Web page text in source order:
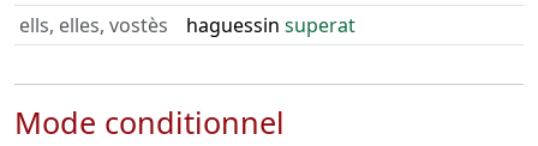
ells, elles, vostès
haguessin superat
Mode conditionnel